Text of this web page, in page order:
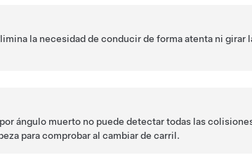
la necesidad de conducir de forma atenta ni girar
ángulo muerto no puede detectar todas las
para comprobar al cambiar de carril.